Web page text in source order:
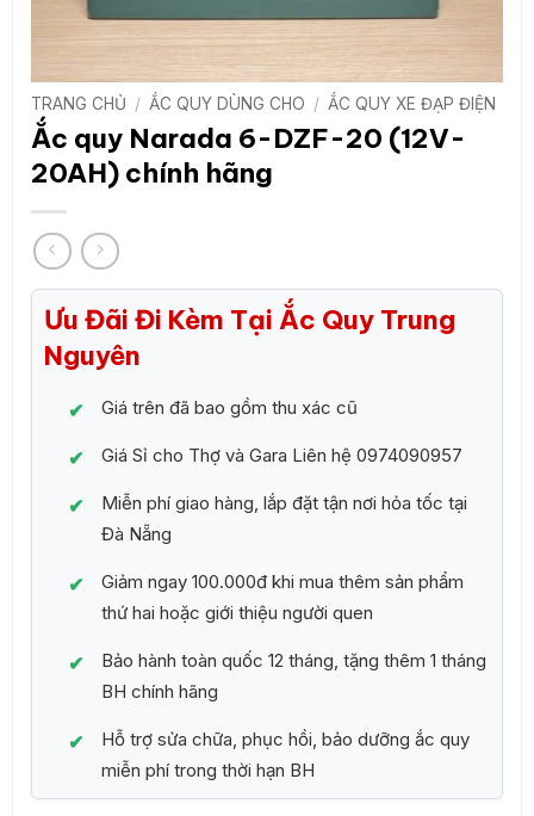
TRANG CHỦ / ẮC QUY DÙNG CHO / ẮC QUY XE ĐẠP ĐIỆN
Ắc quy Narada 6-DZF-20 (12V-
20AH) chính hãng
Ưu Đãi Đi Kèm Tại Ắc Quy Trung
Nguyên
Giá trên đã bao gồm thu xác cũ
Giá Sỉ cho Thợ và Gara Liên hệ 0974090957
Miễn phí giao hàng, lắp đặt tận nơi hỏa tốc tại
Đà Nẵng
Giảm ngay 100.000đ khi mua thêm sản phẩm
thứ hai hoặc giới thiệu người quen
Bảo hành toàn quốc 12 tháng, tặng thêm 1 tháng
BH chính hãng
Hỗ trợ sửa chữa, phục hồi, bảo dưỡng ắc quy
miễn phí trong thời hạn BH